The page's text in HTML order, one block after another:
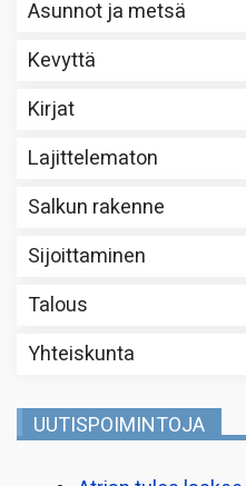
Asunnot ja metsä
Kevyttä
Kirjat
Lajittelematon
Salkun rakenne
Sijoittaminen
Talous
Yhteiskunta
UUTISPOIMINTOJA